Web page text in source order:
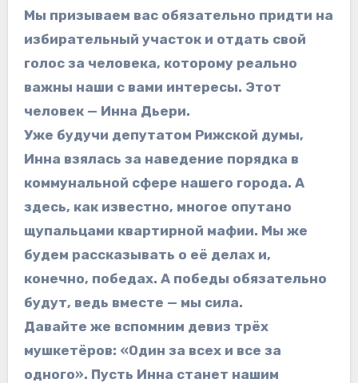
Мы призываем вас обязательно придти на
избирательный участок и отдать свой
голос за человека, которому реально
важны наши с вами интересы. Этот
человек — Инна Дьери.
Уже будучи депутатом Рижской думы,
Инна взялась за наведение порядка в
коммунальной сфере нашего города. А
здесь, как известно, многое опутано
щупальцами квартирной мафии. Мы же
будем рассказывать о её делах и,
конечно, победах. А победы обязательно
будут, ведь вместе — мы сила.
Давайте же вспомним девиз трёх
мушкетёров: «Один за всех и все за
одного». Пусть Инна станет нашим